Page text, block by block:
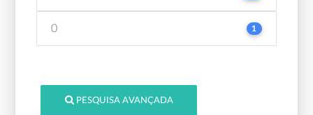
0 1
PESQUISA AVANÇADA